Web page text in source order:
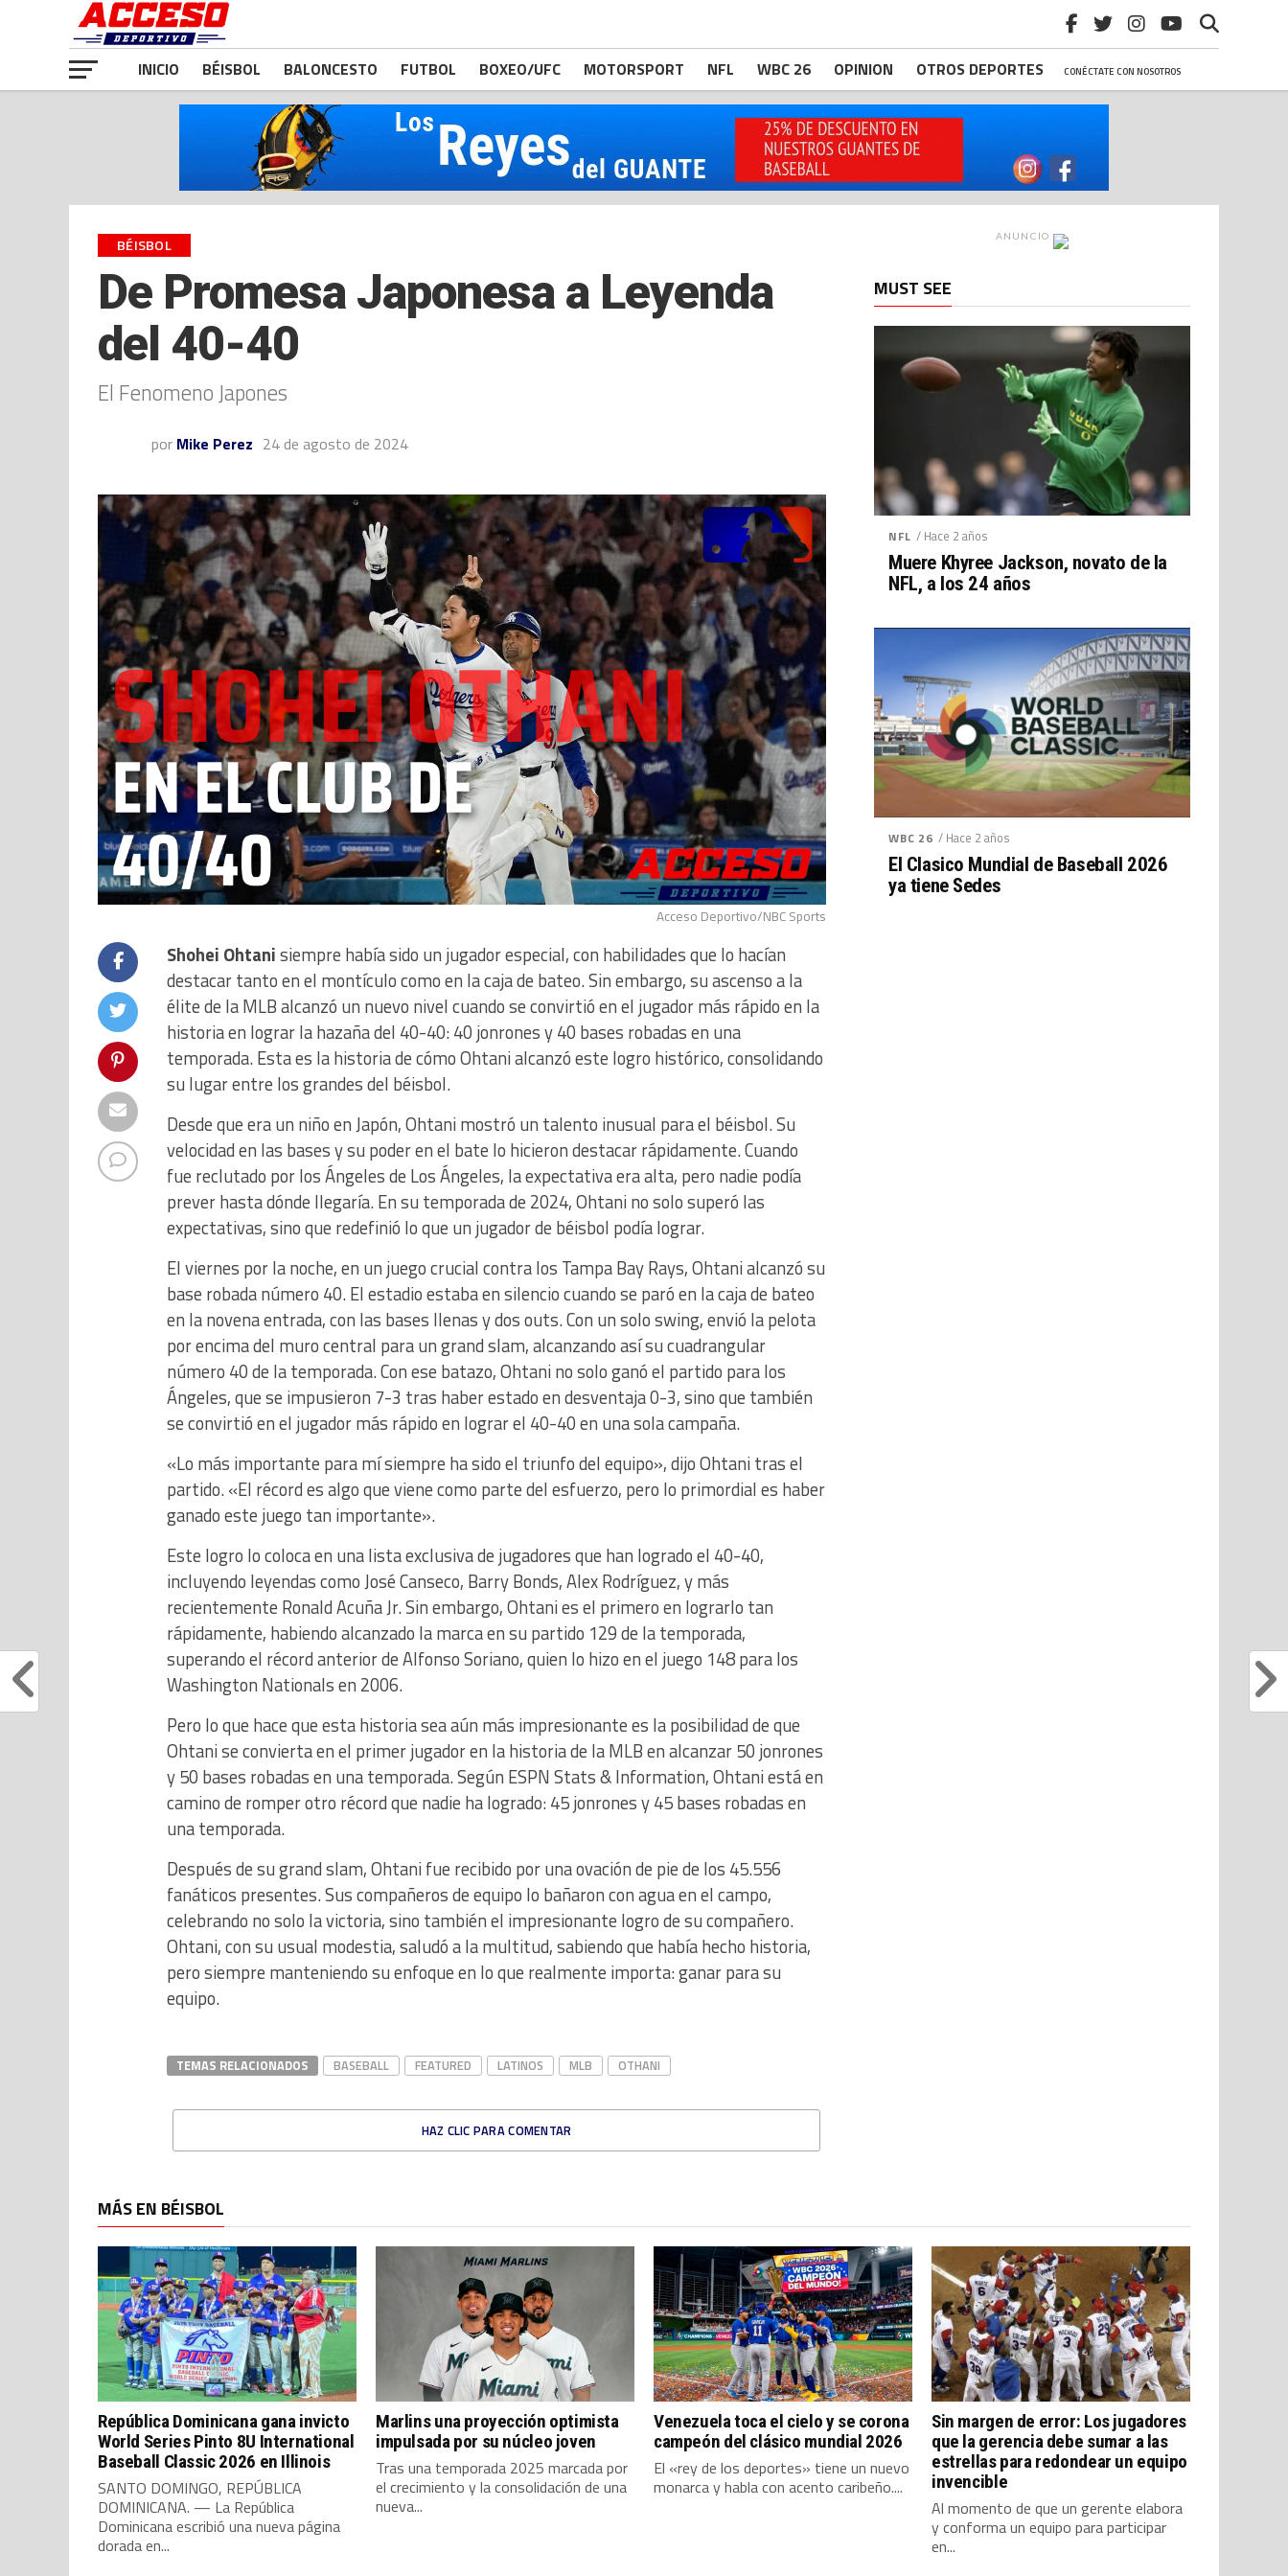
CONÉCTATE CON NOSOTROS
INICIO BÉISBOL BALONCESTO FUTBOL BOXEO/UFC MOTORSPORT NFL WBC 26 OPINION OTROS DEPORTES
BÉISBOL
De Promesa Japonesa a Leyenda
del 40-40
El Fenomeno Japones
por Mike Perez 24 de agosto de 2024
Acceso Deportivo/NBC Sports
Shohei Ohtanisiempre había sido un jugador especial, con habilidades que lo hacían
destacar tanto en el montículo como en la caja de bateo. Sin embargo, su ascenso a la
élite de la MLB alcanzó un nuevo nivel cuando se convirtió en el jugador más rápido en la
historia en lograr la hazaña del 40-40: 40 jonrones y 40 bases robadas en una
temporada. Esta es la historia de cómo Ohtani alcanzó este logro histórico, consolidando
su lugar entre los grandes del béisbol.
Desde que era un niño en Japón, Ohtani mostró un talento inusual para el béisbol. Su
velocidad en las bases y su poder en el bate lo hicieron destacar rápidamente. Cuando
fue reclutado por los Ángeles de Los Ángeles, la expectativa era alta, pero nadie podía
prever hasta dónde llegaría. En su temporada de 2024, Ohtani no solo superó las
expectativas, sino que redefinió lo que un jugador de béisbol podía lograr.
El viernes por la noche, en un juego crucial contra los Tampa Bay Rays, Ohtani alcanzó su
base robada número 40. El estadio estaba en silencio cuando se paró en la caja de bateo
en la novena entrada, con las bases llenas y dos outs. Con un solo swing, envió la pelota
por encima del muro central para un grand slam, alcanzando así su cuadrangular
número 40 de la temporada. Con ese batazo, Ohtani no solo ganó el partido para los
Ángeles, que se impusieron 7-3 tras haber estado en desventaja 0-3, sino que también
se convirtió en el jugador más rápido en lograr el 40-40 en una sola campaña.
«Lo más importante para mí siempre ha sido el triunfo del equipo», dijo Ohtani tras el
partido. «El récord es algo que viene como parte del esfuerzo, pero lo primordial es haber
ganado este juego tan importante».
Este logro lo coloca en una lista exclusiva de jugadores que han logrado el 40-40,
incluyendo leyendas como José Canseco, Barry Bonds, Alex Rodríguez, y más
recientemente Ronald Acuña Jr. Sin embargo, Ohtani es el primero en lograrlo tan
rápidamente, habiendo alcanzado la marca en su partido 129 de la temporada,
superando el récord anterior de Alfonso Soriano, quien lo hizo en el juego 148 para los
Washington Nationals en 2006.
Pero lo que hace que esta historia sea aún más impresionante es la posibilidad de que
Ohtani se convierta en el primer jugador en la historia de la MLB en alcanzar 50 jonrones
y 50 bases robadas en una temporada. Según ESPN Stats & Information, Ohtani está en
camino de romper otro récord que nadie ha logrado: 45 jonrones y 45 bases robadas en
una temporada.
Después de su grand slam, Ohtani fue recibido por una ovación de pie de los 45.556
fanáticos presentes. Sus compañeros de equipo lo bañaron con agua en el campo,
celebrando no solo la victoria, sino también el impresionante logro de su compañero.
Ohtani, con su usual modestia, saludó a la multitud, sabiendo que había hecho historia,
pero siempre manteniendo su enfoque en lo que realmente importa: ganar para su
equipo.
TEMAS RELACIONADOS BASEBALL FEATURED LATINOS MLB OTHANI
HAZ CLIC PARA COMENTAR
ANUNCIO
MUST SEE
NFL / Hace 2 años
Muere Khyree Jackson, novato de la
NFL, a los 24 años
WBC 26 / Hace 2 años
El Clasico Mundial de Baseball 2026
ya tiene Sedes
MÁS EN BÉISBOL
República Dominicana gana invicto
World Series Pinto 8U International
Baseball Classic 2026 en Illinois
SANTO DOMINGO, REPÚBLICA
DOMINICANA. — La República
Dominicana escribió una nueva página
dorada en...
Marlins una proyección optimista
impulsada por su núcleo joven
Tras una temporada 2025 marcada por
el crecimiento y la consolidación de una
nueva...
Venezuela toca el cielo y se corona
campeón del clásico mundial 2026
El «rey de los deportes» tiene un nuevo
monarca y habla con acento caribeño....
Sin margen de error: Los jugadores
que la gerencia debe sumar a las
estrellas para redondear un equipo
invencible
Al momento de que un gerente elabora
y conforma un equipo para participar
en...